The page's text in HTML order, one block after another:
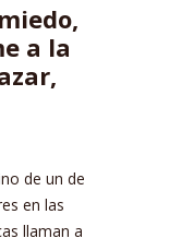
a la
de un de
en las
llaman a